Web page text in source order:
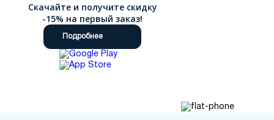
Скачайте и получите скидку
-15% на первый заказ!
Подробнее